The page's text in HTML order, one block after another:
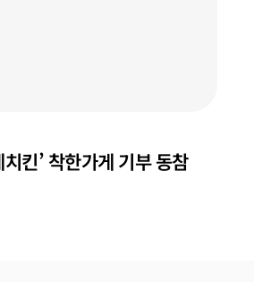
킨’ 착한가게 기부 동참